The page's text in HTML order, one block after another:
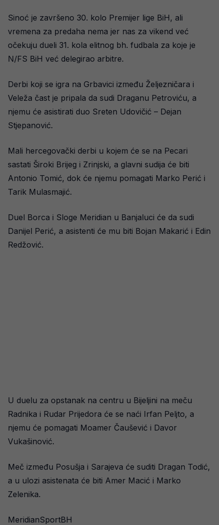
Sinoć je završeno 30. kolo Premijer lige BiH, ali
vremena za predaha nema jer nas za vikend već
očekuju dueli 31. kola elitnog bh. fudbala za koje je
N/FS BiH već delegirao arbitre.
Derbi koji se igra na Grbavici između Željezničara i
Veleža čast je pripala da sudi Draganu Petroviću, a
njemu će asistirati duo Sreten Udovičić – Dejan
Stjepanović.
Mali hercegovački derbi u kojem će se na Pecari
sastati Široki Brijeg i Zrinjski, a glavni sudija će biti
Antonio Tomić, dok će njemu pomagati Marko Perić i
Tarik Mulasmajić.
Duel Borca i Sloge Meridian u Banjaluci će da sudi
Danijel Perić, a asistenti će mu biti Bojan Makarić i Edin
Redžović.
U duelu za opstanak na centru u Bijeljini na meču
Radnika i Rudar Prijedora će se naći Irfan Peljto, a
njemu će pomagati Moamer Čaušević i Davor
Vukašinović.
Meč između Posušja i Sarajeva će suditi Dragan Todić,
a u ulozi asistenata će biti Amer Macić i Marko
Zelenika.
MeridianSportBH